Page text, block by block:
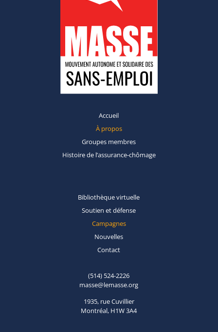
Accueil
À propos
Groupes membres
Histoire de l’assurance-chômage
Bibliothèquevirtuelle
Soutien etdéfense
Campagnes
Nouvelles
Contact
(514) 524-2226
masse@lemasse.org
1935, rue Cuvillier
Montréal, H1W 3A4